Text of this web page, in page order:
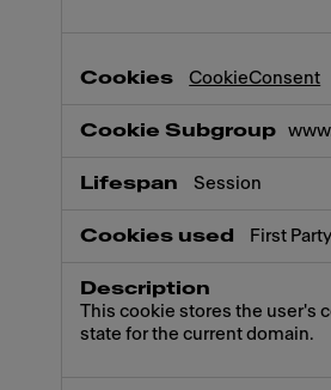
CookieConsent
Session
First Party
This cookie stores the user's
state for the current domain.